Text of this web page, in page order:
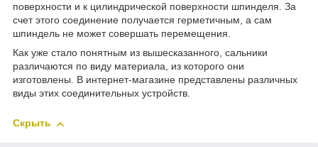
поверхности и к цилиндрической поверхности шпинделя. За
счет этого соединение получается герметичным, а сам
шпиндель не может совершать перемещения.
Как уже стало понятным из вышесказанного, сальники
различаются по виду материала, из которого они
изготовлены. В интернет-магазине представлены различных
виды этих соединительных устройств.
Скрыть